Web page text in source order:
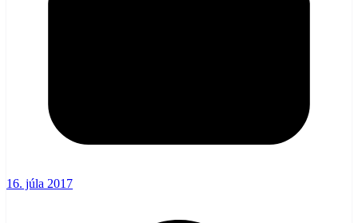
16. júla 2017